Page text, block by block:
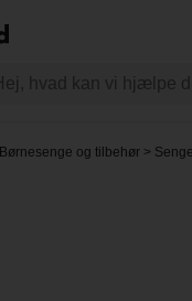
Børnesenge og tilbehør>